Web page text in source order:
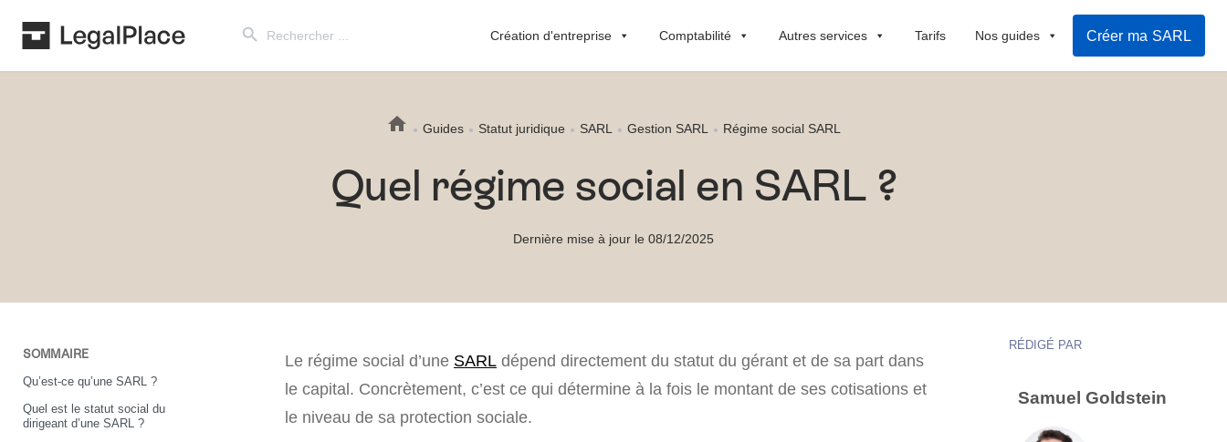
for:
Création d'entreprise Comptabilité Autres services Tarifs Nos guides Créer ma SARL
Guides Statut juridique SARL Gestion SARL Régime social SARL
Quel régime social en SARL ?
Dernière mise à jour le 08/12/2025
SOMMAIRE
Qu’est-ce qu’une SARL ?
Quel est le statut social du
dirigeant d’une SARL ?
Le régime social d’une SARL dépend directement du statut du gérant et de sa part dans
le capital. Concrètement, c’est ce qui détermine à la fois le montant de ses cotisations et
le niveau de sa protection sociale.
RÉDIGÉ PAR
Samuel Goldstein